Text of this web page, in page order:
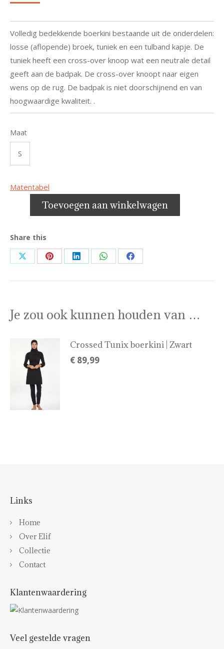
€ 89,99.€ 69,99.
Volledig bedekkende boerkini bestaande uit de onderdelen:
losse (aflopende) broek, tuniek en een tulband kapje. De
tuniek heeft een cross-over knoop wat een neutrale detail
geeft aan de badpak. De cross-over knoopt naar eigen
wens op de rug. De badpak is niet doorschijnend en van
hoogwaardige kwaliteit. .
Maat
S
Matentabel
Toevoegen aan winkelwagen
Share this
Share
on
Share
on
Share
on
Share
on
Share
on
Je zou ook kunnen houden van …
Crossed Tunix boerkini | Zwart
€ 89,99
Links
Home
Over Elif
Collectie
Contact
Klantenwaardering
Veel gestelde vragen